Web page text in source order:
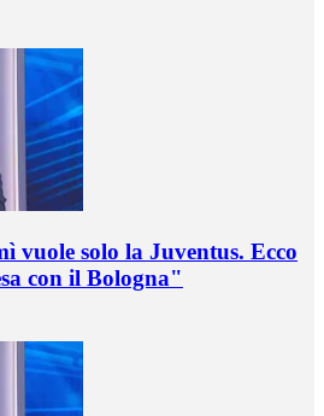
vuole solo la Juventus. Ecco
con il Bologna"